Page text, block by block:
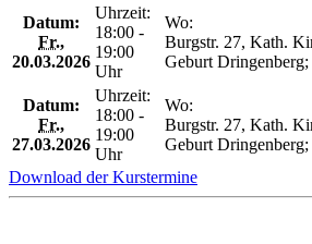
Datum:
Fr.,
20.03.2026
Uhrzeit:
18:00 -
19:00
Uhr
Wo:
Burgstr. 27, Kath.
Geburt Dringenberg;
Datum:
Fr.,
27.03.2026
Uhrzeit:
18:00 -
19:00
Uhr
Wo:
Burgstr. 27, Kath.
Geburt Dringenberg;
Download der Kurstermine